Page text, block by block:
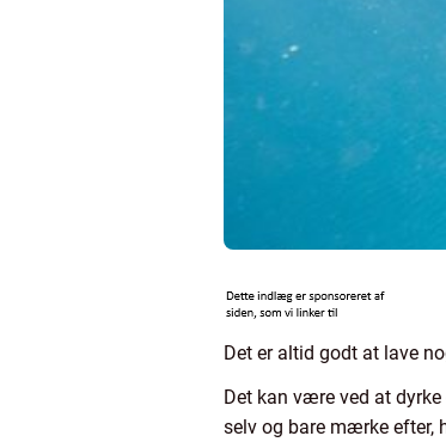
Det er altid godt at lave
Det kan være ved at
selv og bare mærke efter,